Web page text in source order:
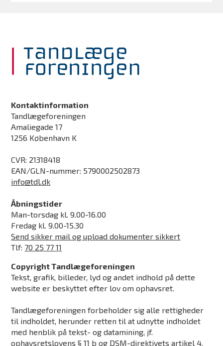
Kontaktinformation
Tandlægeforeningen
Amaliegade 17
1256 København K
CVR: 21318418
EAN/GLN-nummer: 5790002502873
info@tdl.dk
Åbningstider
Man-torsdag kl. 9.00-16.00
Fredag kl. 9.00-15.30
Send sikker mail og upload dokumenter sikkert
Tlf: 70 25 77 11
Copyright Tandlægeforeningen
Tekst, grafik, billeder, lyd og andet indhold på dette
website er beskyttet efter lov om ophavsret.
Tandlægeforeningen forbeholder sig alle rettigheder
til indholdet, herunder retten til at udnytte indholdet
med henblik på tekst- og datamining, jf.
ophavsretslovens § 11 b og DSM-direktivets artikel 4.